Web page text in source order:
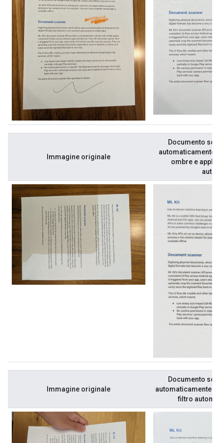
Immagine originale
Documento
automaticamente
ombre e
Immagine originale
Documento
automaticamente
filtro